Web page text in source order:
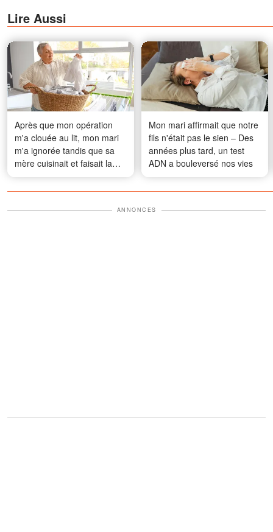
Lire Aussi
Après que mon opération
m'a clouée au lit, mon mari
m'a ignorée tandis que sa
mère cuisinait et faisait la
lessive uniquement pour lui
– Puis ma voisine âgée est
Mon mari affirmait que notre
fils n'était pas le sien – Des
années plus tard, un test
ADN a bouleversé nos vies
ANNONCES